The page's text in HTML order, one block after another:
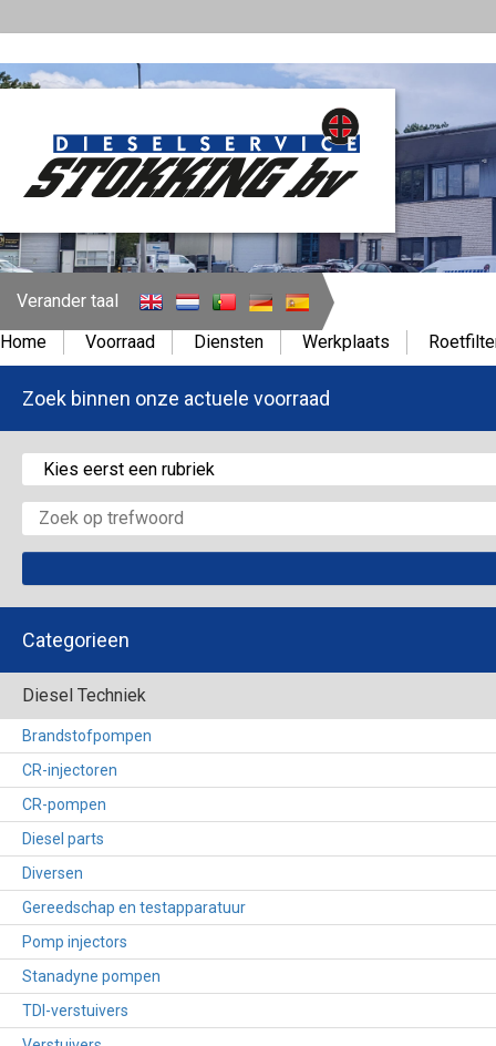
Verander taal
Home
Voorraad Diensten Werkplaats
Zoek binnen onze actuele voorraad
Categorieen
Diesel Techniek
Brandstofpompen
CR-injectoren
CR-pompen
Diesel parts
Diversen
Gereedschap en testapparatuur
Pomp injectors
Stanadyne pompen
TDI-verstuivers